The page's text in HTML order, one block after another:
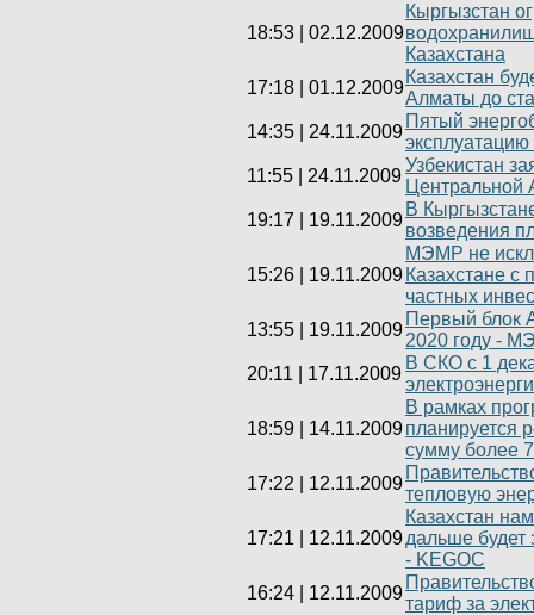
18:53 02.12.2009
Кыргызстан
Казахстана
17:18
01.12.2009
Казахстан
Алматы до
14:35
24.11.2009
Пятый
эксплуатацию
11:55
24.11.2009
Узбекистан
Центральной
19:17
19.11.2009
В
возведения
15:26 19.11.2009
МЭМР не
Казахстане с
частных
13:55
19.11.2009
Первый блок
2020 году -
20:11
17.11.2009
В СКО с 1
18:59 14.11.2009
В рамках
планируется
сумму более
17:22
12.11.2009
тепловую
17:21 12.11.2009
Казахстан
дальше будет
- KEGOC
16:24
12.11.2009
тариф за